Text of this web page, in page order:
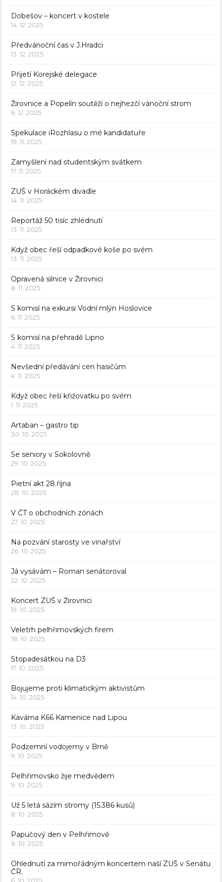
Dobešov – koncert v kostele
14. 12. 2025
Předvánoční čas v J.Hradci
13. 12. 2025
Přijetí Korejské delegace
12. 12. 2025
Žirovnice a Popelín soutěží o nejhezčí vánoční strom
6. 12. 2025
Spekulace iRozhlasu o mé kandidatuře
19. 11. 2025
Zamyšlení nad studentským svátkem
17. 11. 2025
ZUŠ v Horáckém divadle
14. 11. 2025
Reportáž 50 tisíc zhlédnutí
13. 11. 2025
Když obec řeší odpadkové koše po svém
13. 11. 2025
Opravená silnice v Žirovnici
8. 11. 2025
S komisí na exkursi Vodní mlýn Hoslovice
6. 11. 2025
S komisí na přehradě Lipno
4. 11. 2025
Nevšední předávání cen hasičům
4. 11. 2025
Když obec řeší křižovatku po svém
1. 11. 2025
Artaban – gastro tip
30. 10. 2025
Se seniory v Sokolovně
29. 10. 2025
Pietní akt 28.října
28. 10. 2025
V ČT o obchodních zónách
27. 10. 2025
Na pozvání starosty ve vinařství
26. 10. 2025
Já vysávám – Roman senátoroval
22. 10. 2025
Koncert ZUŠ v Žirovnici
19. 10. 2025
Veletrh pelhřimovských firem
18. 10. 2025
Stopadesátkou na D3
17. 10. 2025
Bojujeme proti klimatickým aktivistům
14. 10. 2025
Kavárna K66 Kamenice nad Lipou
13. 10. 2025
Podzemní vodojemy v Brně
9. 10. 2025
Pelhřimovsko žije medvědem
9. 10. 2025
Už 5 letá sázím stromy (15.386 kusů)
8. 10. 2025
Papučový den v Pelhřimově
8. 10. 2025
Ohlednutí za mimořádným koncertem naší ZUŠ v Senátu
ČR.
6. 10. 2025